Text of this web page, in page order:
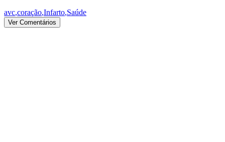
avc,coração,Infarto,Saúde
Ver Comentários